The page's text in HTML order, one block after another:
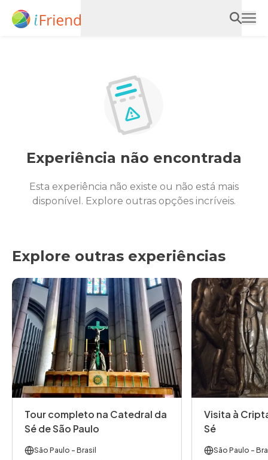
Experiência não encontrada
Esta experiência não existe ou não está mais
disponível. Explore outras opções incríveis.
Explore outras experiências
Tour completo na Catedral da
Sé de São Paulo
São Paulo - Brasil
Visita à
Sé
São Paulo -